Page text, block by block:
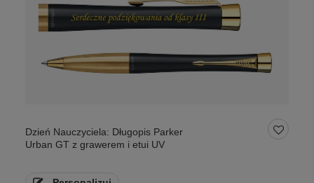
Dzień Nauczyciela: Długopis Parker
Urban GT z grawerem i etui UV